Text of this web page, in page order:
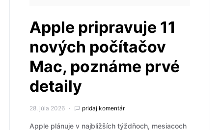
Apple pripravuje 11
nových počítačov
Mac, poznáme prvé
detaily
28. júla 2026 pridaj komentár
Apple plánuje v najbližších týždňoch, mesiacoch